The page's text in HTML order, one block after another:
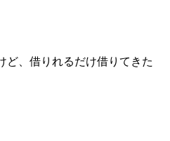
ど、借りれるだけ借りてきた